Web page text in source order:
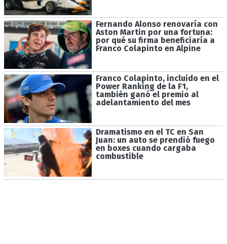
Fernando Alonso renovaría con
Aston Martin por una fortuna:
por qué su firma beneficiaría a
Franco Colapinto en Alpine
Franco Colapinto, incluido en el
Power Ranking de la F1,
también ganó el premio al
adelantamiento del mes
Dramatismo en el TC en San
Juan: un auto se prendió fuego
en boxes cuando cargaba
combustible